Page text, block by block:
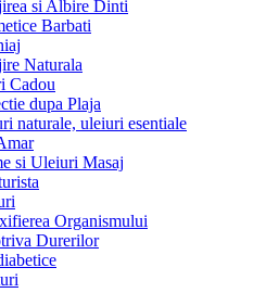
si Albire Dinti
Barbati
Naturala
Cadou
dupa Plaja
naturale, uleiuri esentiale
si Uleiuri Masaj
Organismului
Durerilor